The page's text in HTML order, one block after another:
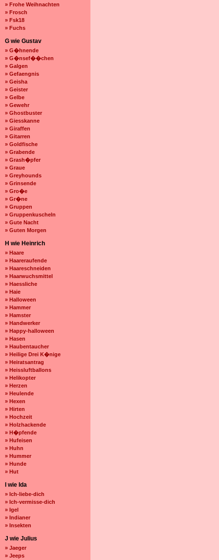
» Frohe Weihnachten
» Frosch
» Fsk18
» Fuchs
G wie Gustav
» G�hnende
» G�nsef��chen
» Galgen
» Gefaengnis
» Geisha
» Geister
» Gelbe
» Gewehr
» Ghostbuster
» Giesskanne
» Giraffen
» Gitarren
» Goldfische
» Grabende
» Grash�pfer
» Graue
» Greyhounds
» Grinsende
» Gro�e
» Gr�ne
» Gruppen
» Gruppenkuscheln
» Gute Nacht
» Guten Morgen
H wie Heinrich
» Haare
» Haareraufende
» Haareschneiden
» Haarwuchsmittel
» Haessliche
» Haie
» Halloween
» Hammer
» Hamster
» Handwerker
» Happy-halloween
» Hasen
» Haubentaucher
» Heilige Drei K�nige
» Heiratsantrag
» Heissluftballons
» Helikopter
» Herzen
» Heulende
» Hexen
» Hirten
» Hochzeit
» Holzhackende
» H�pfende
» Hufeisen
» Huhn
» Hummer
» Hunde
» Hut
I wie Ida
» Ich-liebe-dich
» Ich-vermisse-dich
» Igel
» Indianer
» Insekten
J wie Julius
» Jaeger
» Jeeps